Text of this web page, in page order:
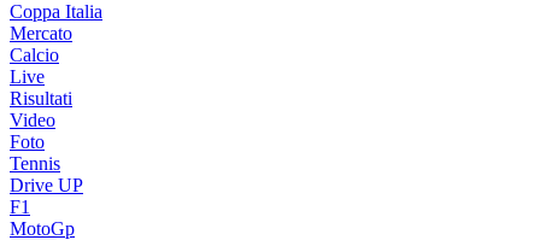
Coppa Italia
Mercato
Calcio
Live
Risultati
Video
Foto
Tennis
Drive UP
F1
MotoGp